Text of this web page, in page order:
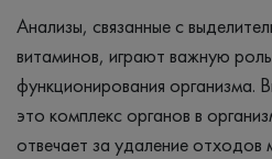
Анализы, связанные с
витаминов, играют важную
функционирования организма.
это комплекс органов в
отвечает за удаление отходов